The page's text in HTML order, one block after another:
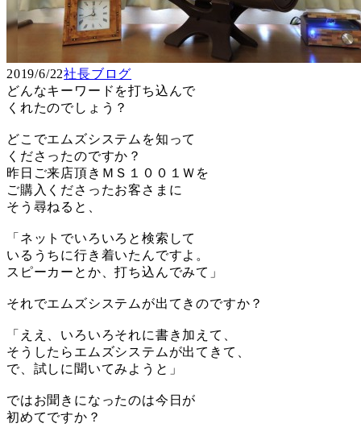
2019/6/22社長ブログ
どんなキーワードを打ち込んで
くれたのでしょう？
どこでエムズシステムを知って
くださったのですか？
昨日ご来店頂きＭＳ１００１Ｗを
ご購入くださったお客さまに
そう尋ねると、
「ネットでいろいろと検索して
いるうちに行き着いたんですよ。
スピーカーとか、打ち込んでみて」
それでエムズシステムが出てきのですか？
「ええ、いろいろそれに書き加えて、
そうしたらエムズシステムが出てきて、
で、試しに聞いてみようと」
ではお聞きになったのは今日が
初めてですか？